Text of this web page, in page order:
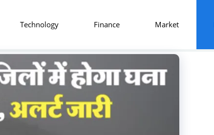
Technology Finance Market